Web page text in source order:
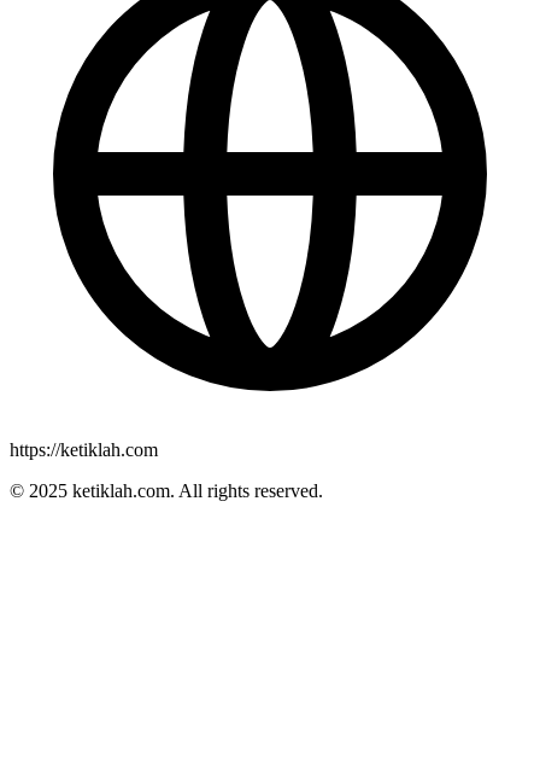
https://ketiklah.com
© 2025 ketiklah.com. All rights reserved.